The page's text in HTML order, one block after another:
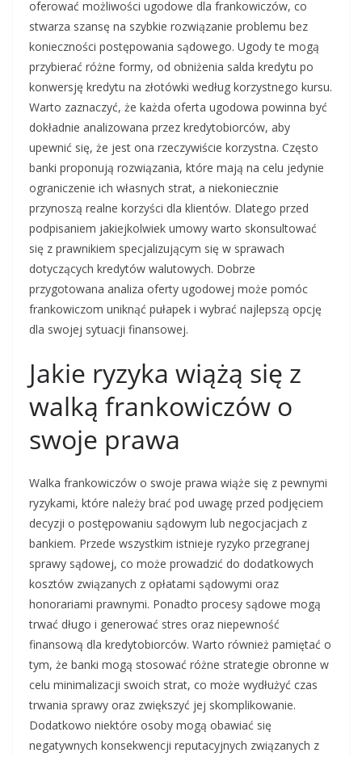
oferować możliwości ugodowe dla frankowiczów, co
stwarza szansę na szybkie rozwiązanie problemu bez
konieczności postępowania sądowego. Ugody te mogą
przybierać różne formy, od obniżenia salda kredytu po
konwersję kredytu na złotówki według korzystnego kursu.
Warto zaznaczyć, że każda oferta ugodowa powinna być
dokładnie analizowana przez kredytobiorców, aby
upewnić się, że jest ona rzeczywiście korzystna. Często
banki proponują rozwiązania, które mają na celu jedynie
ograniczenie ich własnych strat, a niekoniecznie
przynoszą realne korzyści dla klientów. Dlatego przed
podpisaniem jakiejkolwiek umowy warto skonsultować
się z prawnikiem specjalizującym się w sprawach
dotyczących kredytów walutowych. Dobrze
przygotowana analiza oferty ugodowej może pomóc
frankowiczom uniknąć pułapek i wybrać najlepszą opcję
dla swojej sytuacji finansowej.
Jakie ryzyka wiążą się z
walką frankowiczów o
swoje prawa
Walka frankowiczów o swoje prawa wiąże się z pewnymi
ryzykami, które należy brać pod uwagę przed podjęciem
decyzji o postępowaniu sądowym lub negocjacjach z
bankiem. Przede wszystkim istnieje ryzyko przegranej
sprawy sądowej, co może prowadzić do dodatkowych
kosztów związanych z opłatami sądowymi oraz
honorariami prawnymi. Ponadto procesy sądowe mogą
trwać długo i generować stres oraz niepewność
finansową dla kredytobiorców. Warto również pamiętać o
tym, że banki mogą stosować różne strategie obronne w
celu minimalizacji swoich strat, co może wydłużyć czas
trwania sprawy oraz zwiększyć jej skomplikowanie.
Dodatkowo niektóre osoby mogą obawiać się
negatywnych konsekwencji reputacyjnych związanych z